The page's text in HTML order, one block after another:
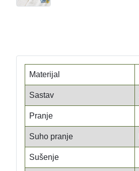
Materijal
Sastav
Pranje
Suho pranje
Sušenje